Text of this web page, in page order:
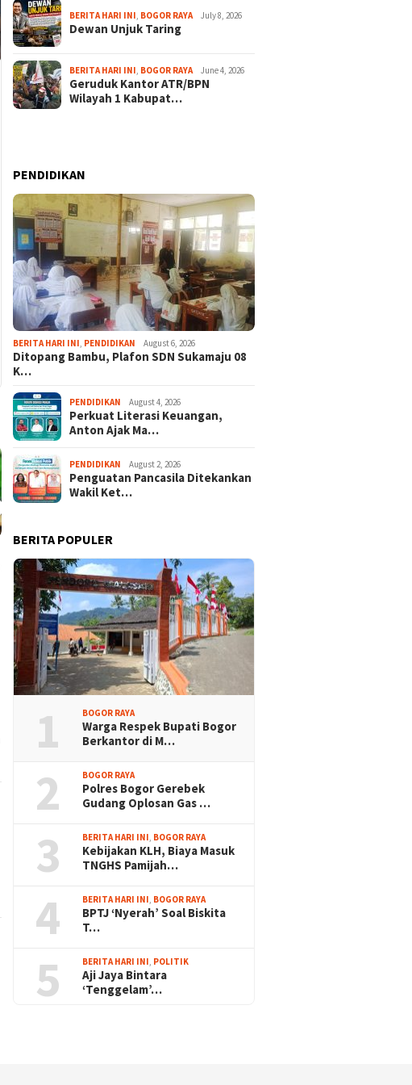
“Kita Indonesia – Kreativitas
Anak Bangsa” Rayakan HUT
RI ke-81
Sukamaju 08 Khawatir
Ambruk
BERITA HARI INI BOGOR RAYA July 8, 2026
Dewan Unjuk Taring
BERITA HARI INI BOGOR RAYA June 4, 2026
Geruduk Kantor ATR/BPN
Wilayah 1 Kabupat…
PENDIDIKAN
BERITA HARI INI PENDIDIKAN August 6, 2026
Ditopang Bambu, Plafon SDN Sukamaju 08
K…
PENDIDIKAN August 4, 2026
Perkuat Literasi Keuangan,
Anton Ajak Ma…
PENDIDIKAN August 2, 2026
Penguatan Pancasila Ditekankan
Wakil Ket…
BERITA POPULER
1 BOGOR RAYA
Warga Respek Bupati Bogor
Berkantor di M…
2 BOGOR RAYA
Polres Bogor Gerebek
Gudang Oplosan Gas …
3 BERITA HARI INI, BOGOR RAYA
Kebijakan KLH, Biaya Masuk
TNGHS Pamijah…
4 BERITA HARI INI, BOGOR RAYA
BPTJ ‘Nyerah’ Soal Biskita
T…
5 BERITA HARI INI, POLITIK
Aji Jaya Bintara
‘Tenggelam’…